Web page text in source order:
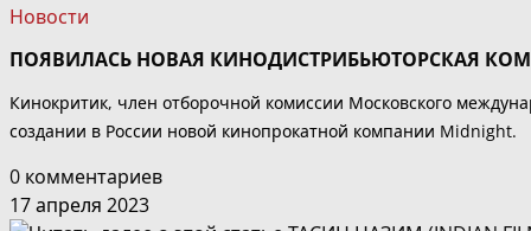
Новости
ПОЯВИЛАСЬ НОВАЯ КИНОДИСТРИБЬЮТОРСКАЯ
Кинокритик, член отборочной комиссии Московского
создании в России новой кинопрокатной компании Midnight.
0 комментариев
17 апреля 2023